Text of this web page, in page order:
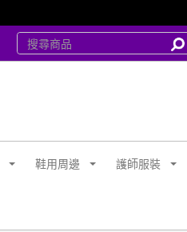
鞋用周邊 護師服裝